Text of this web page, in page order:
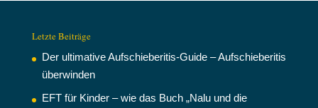
Letzte Beiträge
Der ultimative Aufschieberitis-Guide – Aufschieberitis
überwinden
EFT für Kinder – wie das Buch „Nalu und die